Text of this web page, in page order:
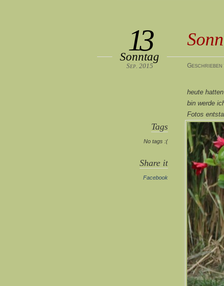
13
Sonntag
Sep. 2015
Tags
No tags :(
Share it
Facebook
heute
bin werde
Fotos